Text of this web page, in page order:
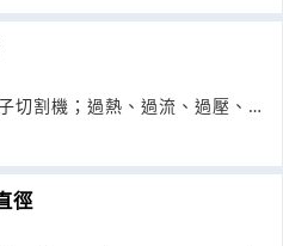
切割機；過熱、過流、過壓、欠
徑